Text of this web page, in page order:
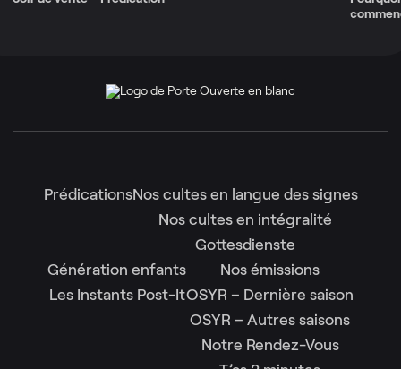
PrédicationsNos cultes en langue des signes
Nos cultes en intégralité
Gottesdienste
Génération enfants
Les Instants Post-It
Nos émissions
OSYR – Dernière saison
OSYR – Autres saisons
Notre Rendez-Vous